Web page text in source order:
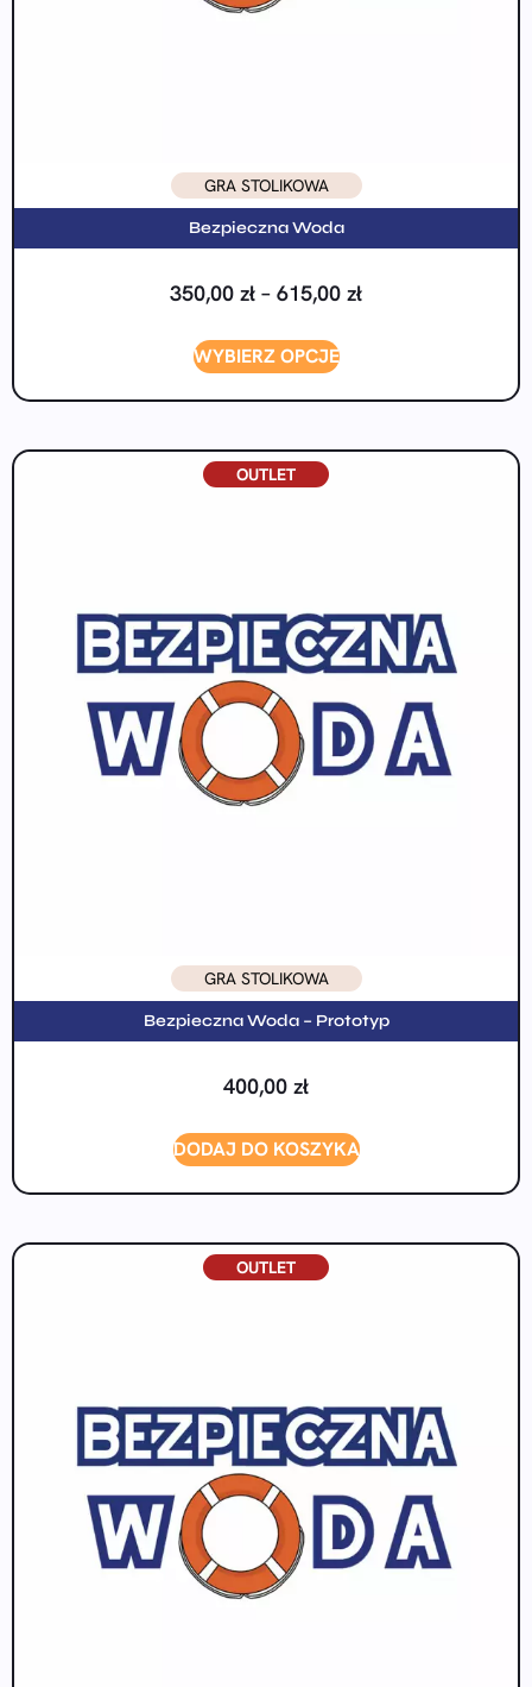
GRA STOLIKOWA
Bezpieczna Woda
350,00 zł – 615,00 zł
WYBIERZ OPCJE
OUTLET
GRA STOLIKOWA
Bezpieczna Woda – Prototyp
400,00 zł
DODAJ DO KOSZYKA
OUTLET